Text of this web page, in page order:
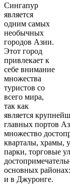
Сингапур
является
одним самых
необычных
городов Азии.
Этот город
привлекает к
себе внимание
множества
туристов со
всего мира,
так как
является
главных портов
множество
кварталы, храмы,
парки, торговые
основных
и в Джуронге.